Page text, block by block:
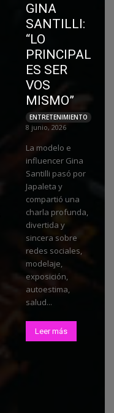
GINA
SANTILLI:
“LO
PRINCIPAL
ES SER
VOS
MISMO”
ENTRETENIMIENTO
8 junio, 2026
La modelo e
influencer Gina
Santilli pasó por
Japaleta y
compartió una
charla profunda,
divertida y
sincera sobre
redes sociales,
modelaje,
exposición,
autoestima,
salud...
Leer más